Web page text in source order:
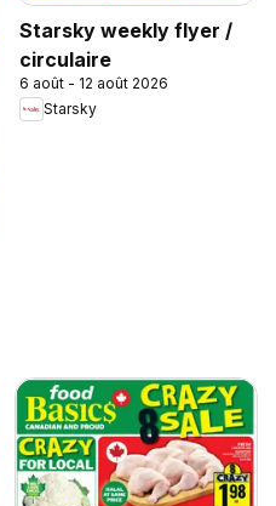
Starsky weekly flyer /
circulaire
6 août - 12 août 2026
Starsky